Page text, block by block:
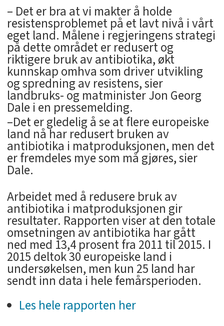
– Det er bra at vi makter å holde
resistensproblemet på et lavt nivå i vårt
eget land. Målene i regjeringens strategi
på dette området er redusert og
riktigere bruk av antibiotika, økt
kunnskap omhva som driver utvikling
og spredning av resistens, sier
landbruks- og matminister Jon Georg
Dale i en pressemelding.
–Det er gledelig å se at flere europeiske
land nå har redusert bruken av
antibiotika i matproduksjonen, men det
er fremdeles mye som må gjøres, sier
Dale.
Arbeidet med å redusere bruk av
antibiotika i matproduksjonen gir
resultater. Rapporten viser at den totale
omsetningen av antibiotika har gått
ned med 13,4 prosent fra 2011 til 2015. I
2015 deltok 30 europeiske land i
undersøkelsen, men kun 25 land har
sendt inn data i hele femårsperioden.
Les hele rapporten her